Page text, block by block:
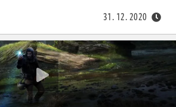
31. 12. 2020